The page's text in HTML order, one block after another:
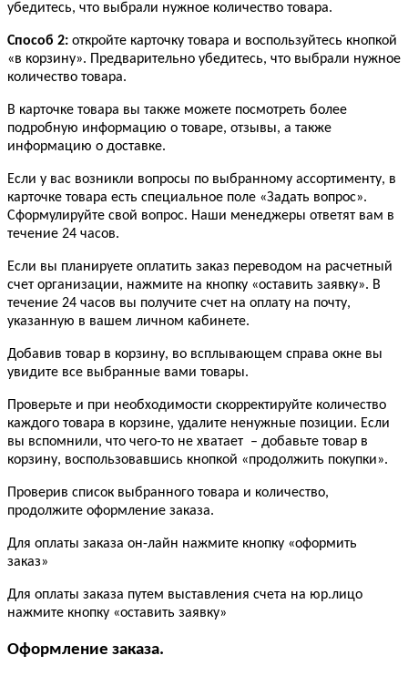
убедитесь, что выбрали нужное количество товара.
Способ 2: откройте карточку товара и воспользуйтесь кнопкой
«в корзину». Предварительно убедитесь, что выбрали нужное
количество товара.
В карточке товара вы также можете посмотреть более
подробную информацию о товаре, отзывы, а также
информацию о доставке.
Если у вас возникли вопросы по выбранному ассортименту, в
карточке товара есть специальное поле «Задать вопрос».
Сформулируйте свой вопрос. Наши менеджеры ответят вам в
течение 24 часов.
Если вы планируете оплатить заказ переводом на расчетный
счет организации, нажмите на кнопку «оставить заявку». В
течение 24 часов вы получите счет на оплату на почту,
указанную в вашем личном кабинете.
Добавив товар в корзину, во всплывающем справа окне вы
увидите все выбранные вами товары.
Проверьте и при необходимости скорректируйте количество
каждого товара в корзине, удалите ненужные позиции. Если
вы вспомнили, что чего-то не хватает – добавьте товар в
корзину, воспользовавшись кнопкой «продолжить покупки».
Проверив список выбранного товара и количество,
продолжите оформление заказа.
Для оплаты заказа он-лайн нажмите кнопку «оформить
заказ»
Для оплаты заказа путем выставления счета на юр.лицо
нажмите кнопку «оставить заявку»
Оформление заказа.